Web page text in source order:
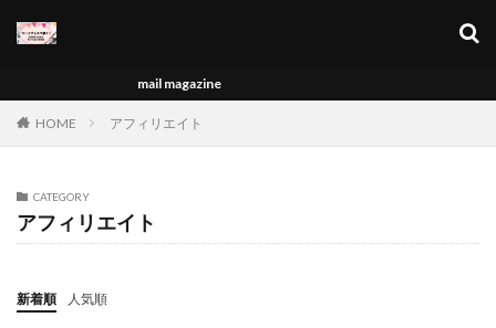
mail magazine
HOME アフィリエイト
CATEGORY
アフィリエイト
新着順 人気順
カテゴリー
タグ
自己アフィリエイト